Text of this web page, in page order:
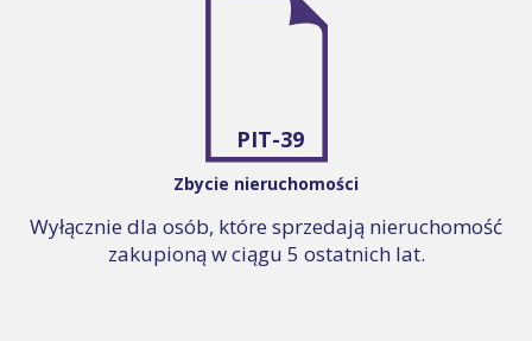
PIT-39
Zbycie nieruchomości
Wyłącznie dla osób, które sprzedają nieruchomość
zakupioną w ciągu 5 ostatnich lat.